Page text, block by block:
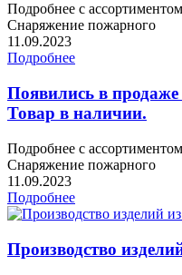
Подробнее с
Снаряжение пожарного
11.09.2023
Подробнее
Появились в
Товар в наличии.
Подробнее с
Снаряжение пожарного
11.09.2023
Подробнее
Производство